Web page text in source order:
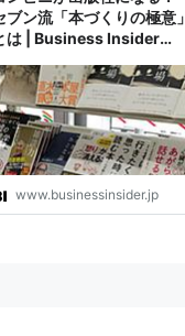
ブン流「本づくりの極意」
は | Business Insider
www.businessinsider.jp